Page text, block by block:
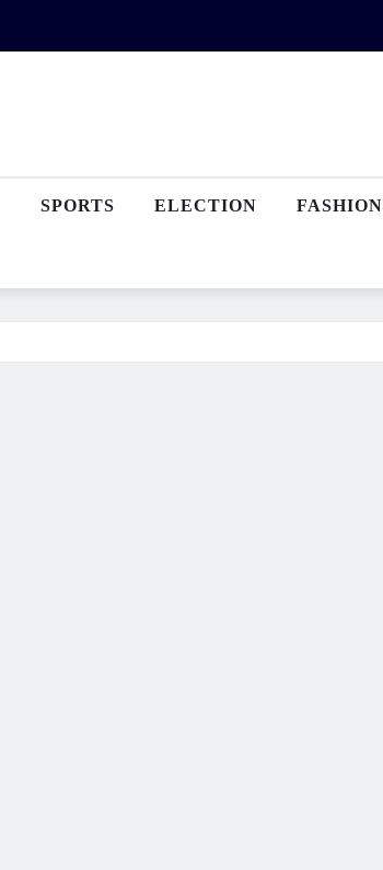
SPORTS ELECTION FASHION